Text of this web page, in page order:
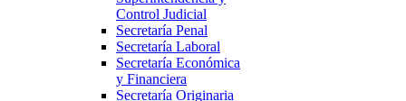
Control Judicial
Secretaría Penal
Secretaría Laboral
Secretaría Económica
y Financiera
Secretaría Originaria